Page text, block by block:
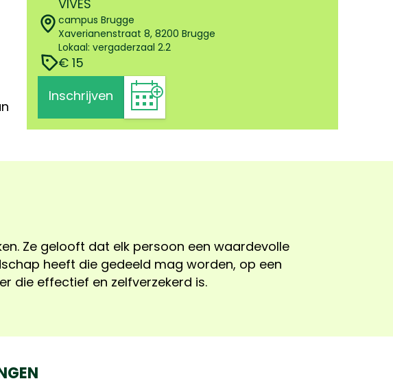
VIVES
campus Brugge
Xaverianenstraat 8, 8200 Brugge
Lokaal: vergaderzaal 2.2
€ 15
Inschrijven
die effectief en zelfverzekerd is.